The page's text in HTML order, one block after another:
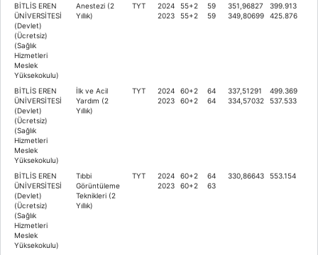
BİTLİS EREN
ÜNİVERSİTESİ
(Devlet)
(Ücretsiz)
(Sağlık
Hizmetleri
Meslek
Yüksekokulu)
Anestezi (2
Yıllık)
TYT
2024
2023
55+2
55+2
59
59
351,96827
349,80699
399.913
425.876
BİTLİS EREN
ÜNİVERSİTESİ
(Devlet)
(Ücretsiz)
(Sağlık
Hizmetleri
Meslek
Yüksekokulu)
İlk ve Acil
Yardım (2
Yıllık)
TYT
2024
2023
60+2
60+2
64
64
337,51291
334,57032
499.369
537.533
BİTLİS EREN
ÜNİVERSİTESİ
(Devlet)
(Ücretsiz)
(Sağlık
Hizmetleri
Meslek
Yüksekokulu)
Tıbbi
Görüntüleme
Teknikleri (2
Yıllık)
TYT
2024
2023
60+2
60+2
64
63
330,86643 553.154